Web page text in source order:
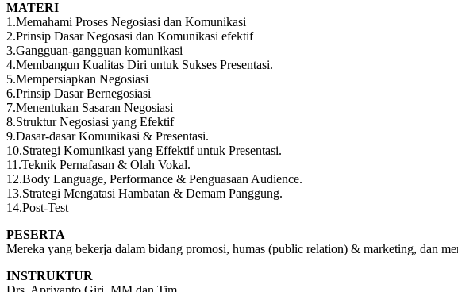
MATERI
1.Memahami Proses Negosiasi dan Komunikasi
2.Prinsip Dasar Negosasi dan Komunikasi efektif
3.Gangguan-gangguan komunikasi
4.Membangun Kualitas Diri untuk Sukses Presentasi.
5.Mempersiapkan Negosiasi
6.Prinsip Dasar Bernegosiasi
7.Menentukan Sasaran Negosiasi
8.Struktur Negosiasi yang Efektif
9.Dasar-dasar Komunikasi & Presentasi.
10.Strategi Komunikasi yang Effektif untuk Presentasi.
11.Teknik Pernafasan & Olah Vokal.
12.Body Language, Performance & Penguasaan Audience.
13.Strategi Mengatasi Hambatan & Demam Panggung.
14.Post-Test
PESERTA
Mereka yang bekerja dalam bidang promosi, humas (public relation) & marketing, dan
INSTRUKTUR